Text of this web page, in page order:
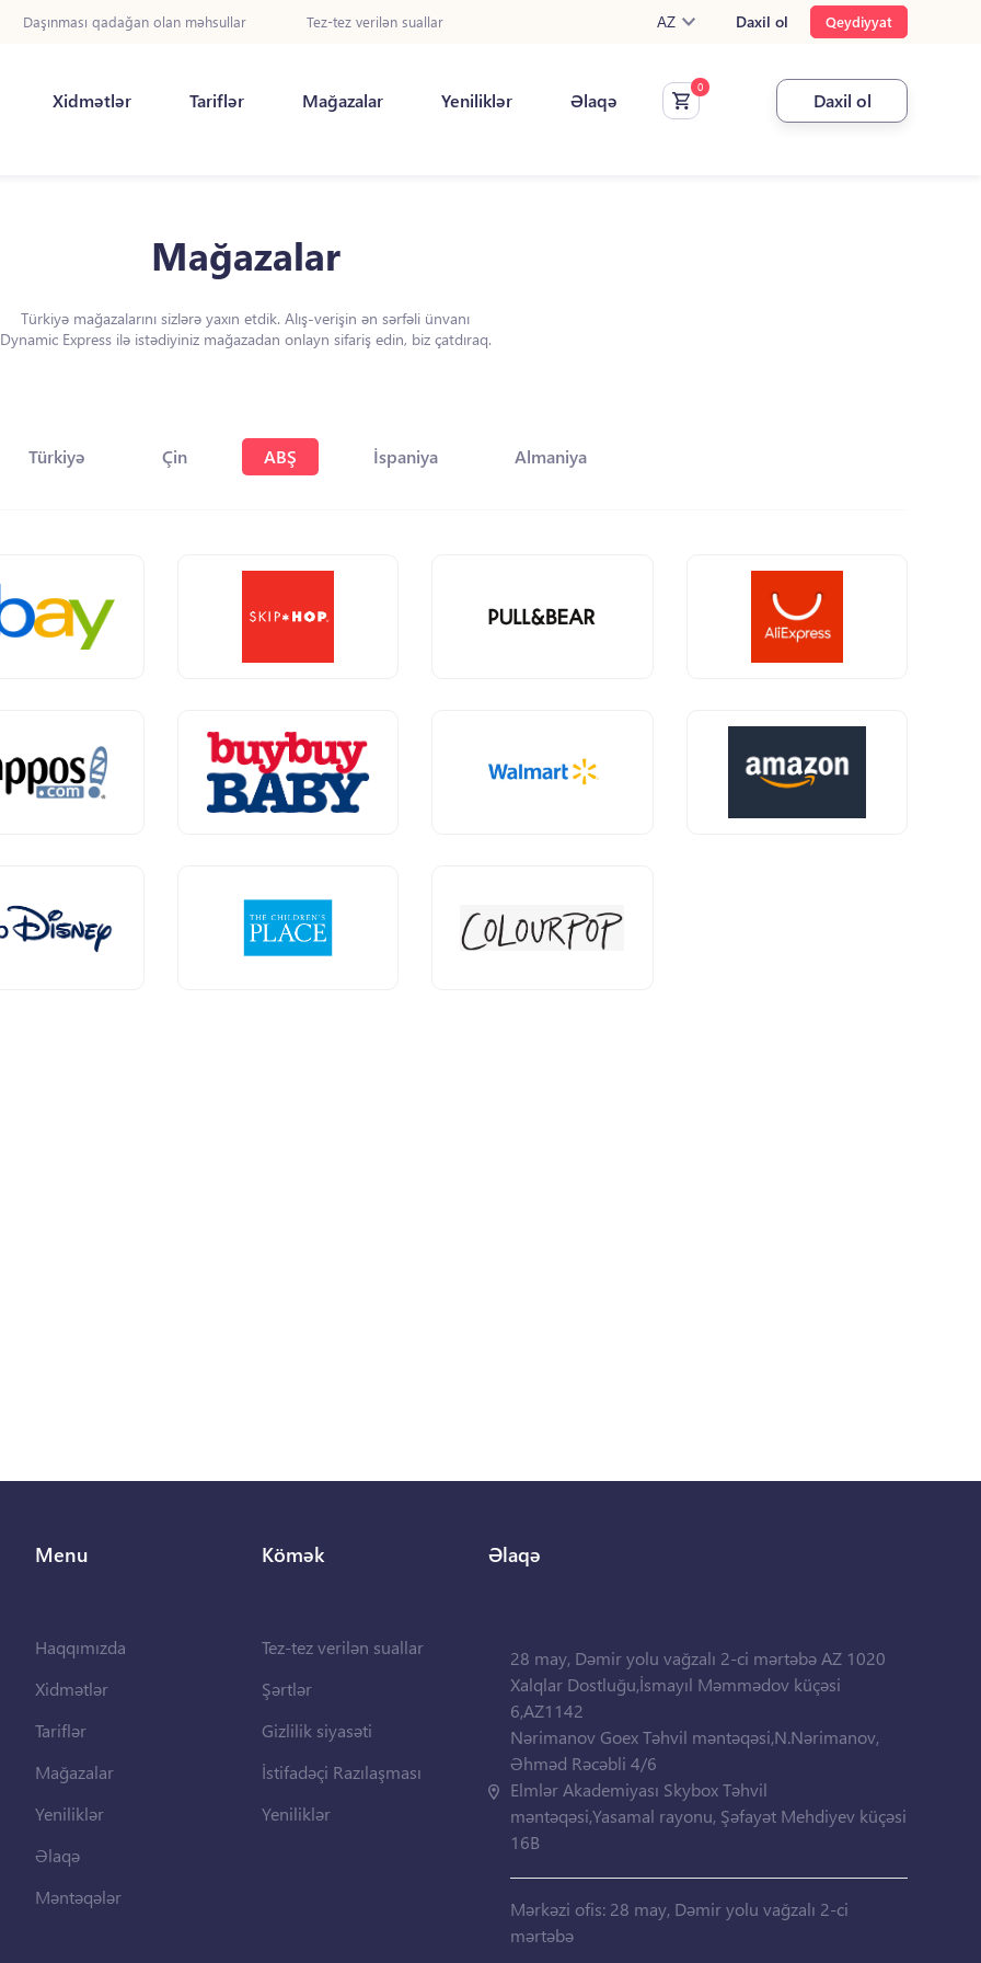
Daşınması qadağan olan məhsullar Tez-tez verilən suallar AZ Daxil ol Qeydiyyat
Xidmətlər Tariflər Mağazalar Yeniliklər Əlaqə Daxil ol
Mağazalar
Türkiyə mağazalarını sizlərə yaxın etdik. Alış-verişin ən sərfəli ünvanı
Dynamic Express ilə istədiyiniz mağazadan onlayn sifariş edin, biz çatdıraq.
Türkiyə Çin ABŞ İspaniya Almaniya
Menu
Haqqımızda
Xidmətlər
Tariflər
Mağazalar
Yeniliklər
Əlaqə
Məntəqələr
Kömək
Tez-tez verilən suallar
Şərtlər
Gizlilik siyasəti
İstifadəçi Razılaşması
Yeniliklər
Əlaqə
28 may, Dəmir yolu vağzalı 2-ci mərtəbə AZ 1020
Xalqlar Dostluğu,İsmayıl Məmmədov küçəsi
6,AZ1142
Nərimanov Goex Təhvil məntəqəsi,N.Nərimanov,
Əhməd Rəcəbli 4/6
Elmlər Akademiyası Skybox Təhvil
məntəqəsi,Yasamal rayonu, Şəfayət Mehdiyev küçəsi
16B
Mərkəzi ofis: 28 may, Dəmir yolu vağzalı 2-ci
mərtəbə